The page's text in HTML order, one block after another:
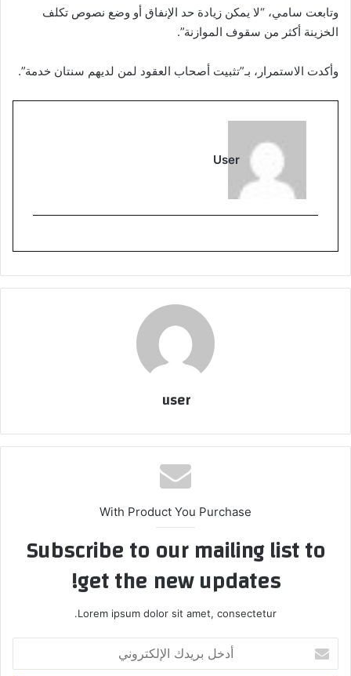
وتابعت سامي، “لا يمكن زيادة حد الإنفاق أو وضع نصوص تكلف
الخزينة أكثر من سقوف الموازنة”.
وأكدت الاستمرار، بـ”تثبيت أصحاب العقود لمن لديهم سنتان خدمة”.
User
user
With Product You Purchase
Subscribe to our mailing list to
get the new updates!
Lorem ipsum dolor sit amet, consectetur.
بريدك